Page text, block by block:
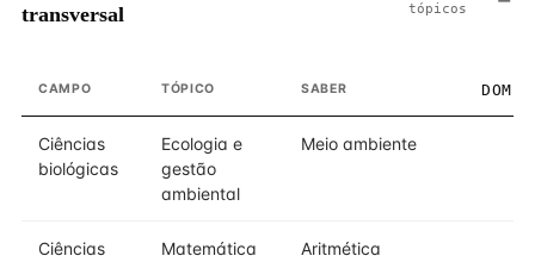
transversal
tópicos
CAMPO TÓPICO SABER
Ciências
biológicas
Ecologia e
gestão
ambiental
Meio ambiente
Ciências
Matemática
Aritmética